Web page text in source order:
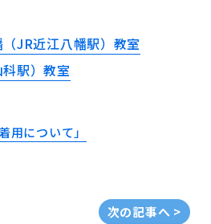
JR近江八幡駅）教室
駅）教室
用について」
次の記事へ >